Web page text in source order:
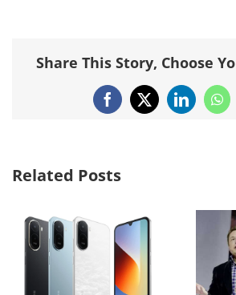
Share This Story, Choose
Facebook
X LinkedIn
Related Posts